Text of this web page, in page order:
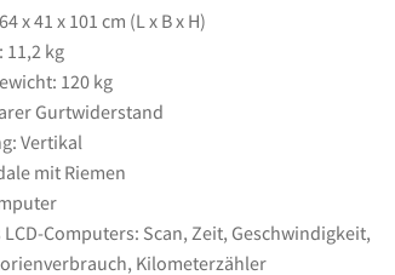
x 41 x 101 cm (L x B x H)
11,2 kg
120 kg
Gurtwiderstand
Vertikal
mit Riemen
Computers: Scan, Zeit, Geschwindigkeit,
Kilometerzähler